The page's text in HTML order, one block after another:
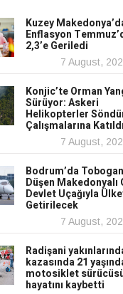
Kuzey
Enflasyon
2,3’e Geriledi
7 August,
Konjic’te Orman
Sürüyor: Askeri
Helikopterler
Çalışmalarına Katıldı
7 August,
Bodrum’da
Düşen Makedonyalı
Devlet Uçağıyla
Getirilecek
7 August,
Radişani
kazasında 21
motosiklet
hayatını kaybetti